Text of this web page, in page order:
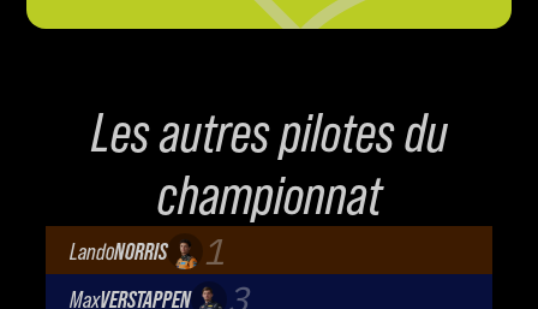
Les autres pilotes du
championnat
LandoNORRIS 1
McLaren Mastercard F1 Team
MaxVERSTAPPEN 3